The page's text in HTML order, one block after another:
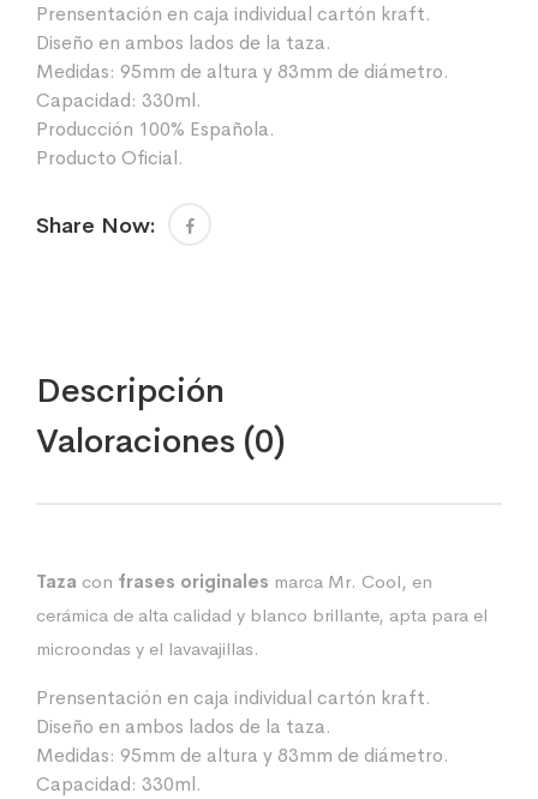
Prensentación en caja individual cartón kraft.
Diseño en ambos lados de la taza.
Medidas: 95mm de altura y 83mm de diámetro.
Capacidad: 330ml.
Producción 100% Española.
Producto Oficial.
Share Now:
Descripción
Valoraciones (0)
Taza con frases originales marca Mr. Cool, en
cerámica de alta calidad y blanco brillante, apta para el
microondas y el lavavajillas.
Prensentación en caja individual cartón kraft.
Diseño en ambos lados de la taza.
Medidas: 95mm de altura y 83mm de diámetro.
Capacidad: 330ml.